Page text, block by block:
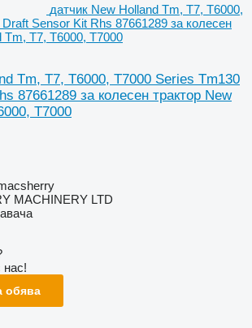
датчик New Holland Tm, T7, T6000,
Sensor Kit Rhs 87661289 за колесен
Tm, T7, T6000, T7000
Tm, T7, T6000, T7000 Series Tm130
87661289 за колесен трактор New
T7000
MACHINERY LTD
нас!
обява